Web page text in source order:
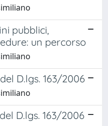
pubblici,
un percorso
D.lgs. 163/2006
D.lgs. 163/2006